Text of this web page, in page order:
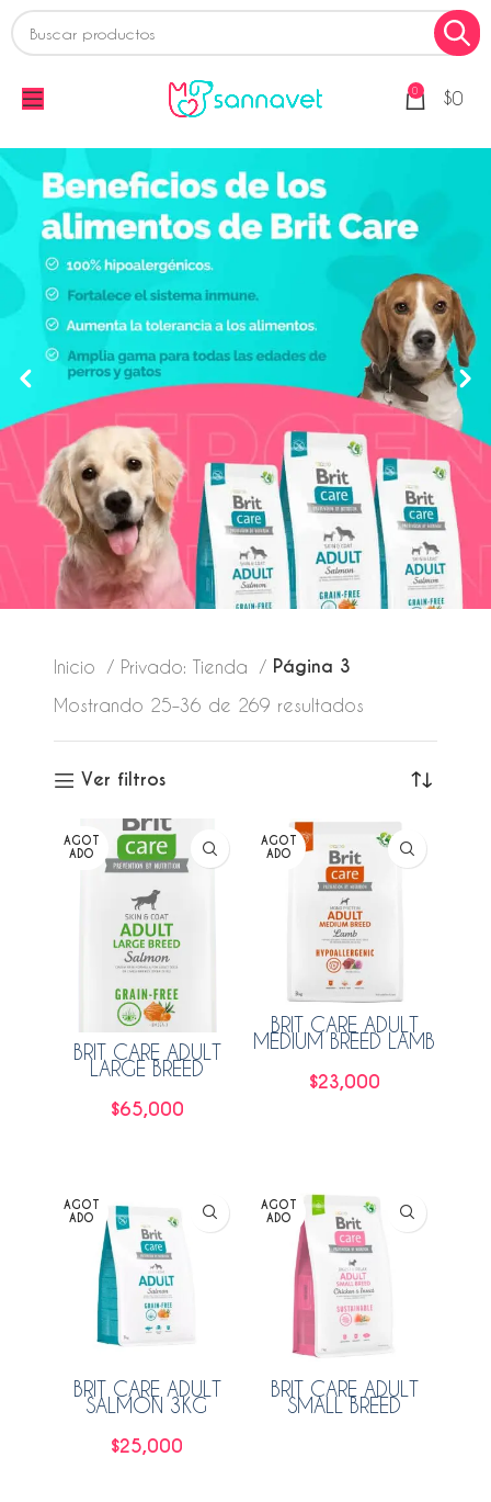
0 $0
Inicio Privado: Tienda Página 3
Mostrando 25–36 de 269 resultados
Ver filtros
AGOT
ADO
BRIT CARE ADULT
LARGE BREED
SALMON 12KG
$65,000
AGOT
ADO
BRIT CARE ADULT
MEDIUM BREED LAMB
$23,000
AGOT
ADO
BRIT CARE ADULT
SALMON 3KG
$25,000
AGOT
ADO
BRIT CARE ADULT
SMALL BREED
CHICKEN & INSECT